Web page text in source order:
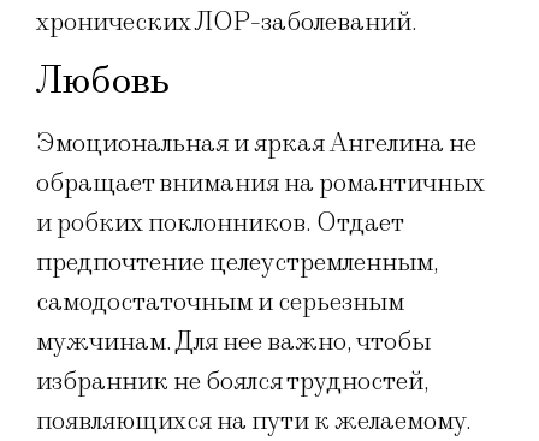
хронических ЛОР-заболеваний.
Любовь
Эмоциональная и яркая Ангелина не
обращает внимания на романтичных
и робких поклонников. Отдает
предпочтение целеустремленным,
самодостаточным и серьезным
мужчинам. Для нее важно, чтобы
избранник не боялся трудностей,
появляющихся на пути к желаемому.